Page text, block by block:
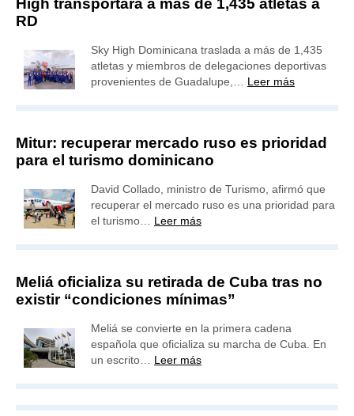
High transportará a más de 1,435 atletas a
RD
Sky High Dominicana traslada a más de 1,435
atletas y miembros de delegaciones deportivas
provenientes de Guadalupe,… Leer más
Mitur: recuperar mercado ruso es prioridad
para el turismo dominicano
David Collado, ministro de Turismo, afirmó que
recuperar el mercado ruso es una prioridad para
el turismo… Leer más
Meliá oficializa su retirada de Cuba tras no
existir “condiciones mínimas”
Meliá se convierte en la primera cadena
española que oficializa su marcha de Cuba. En
un escrito… Leer más